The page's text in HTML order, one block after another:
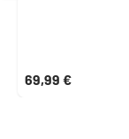
69,99 €